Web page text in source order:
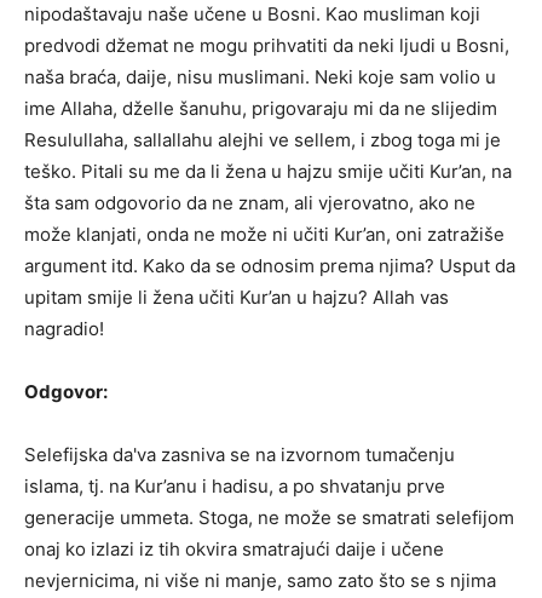
nipodaštavaju naše učene u Bosni. Kao musliman koji
predvodi džemat ne mogu prihvatiti da neki ljudi u Bosni,
naša braća, daije, nisu muslimani. Neki koje sam volio u
ime Allaha, dželle šanuhu, prigovaraju mi da ne slijedim
Resulullaha, sallallahu alejhi ve sellem, i zbog toga mi je
teško. Pitali su me da li žena u hajzu smije učiti Kur’an, na
šta sam odgovorio da ne znam, ali vjerovatno, ako ne
može klanjati, onda ne može ni učiti Kur’an, oni zatražiše
argument itd. Kako da se odnosim prema njima? Usput da
upitam smije li žena učiti Kur’an u hajzu? Allah vas
nagradio!
Odgovor:
Selefijska da'va zasniva se na izvornom tumačenju
islama, tj. na Kur’anu i hadisu, a po shvatanju prve
generacije ummeta. Stoga, ne može se smatrati selefijom
onaj ko izlazi iz tih okvira smatrajući daije i učene
nevjernicima, ni više ni manje, samo zato što se s njima